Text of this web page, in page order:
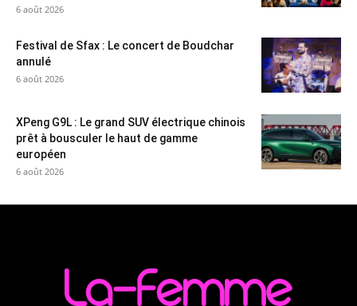
6 août 2026
Festival de Sfax : Le concert de Boudchar
annulé
6 août 2026
XPeng G9L : Le grand SUV électrique chinois
prêt à bousculer le haut de gamme
européen
6 août 2026